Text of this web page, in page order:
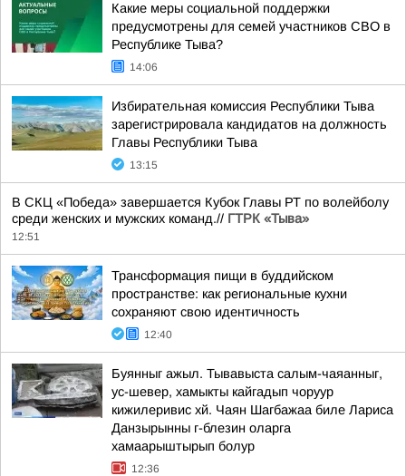
Какие меры социальной поддержки
предусмотрены для семей участников СВО в
Республике Тыва?
14:06
Избирательная комиссия Республики Тыва
зарегистрировала кандидатов на должность
Главы Республики Тыва
13:15
В СКЦ «Победа» завершается Кубок Главы РТ по волейболу
среди женских и мужских команд.// ГТРК «Тыва»
12:51
Трансформация пищи в буддийском
пространстве: как региональные кухни
сохраняют свою идентичность
12:40
Буянныг ажыл. Тывавыста салым-чаяанныг,
ус-шевер, хамыкты кайгадып чоруур
кижилеривис хй. Чаян Шагбажаа биле Лариса
Данзырынны г-блезин оларга
хамаарыштырып болур
12:36